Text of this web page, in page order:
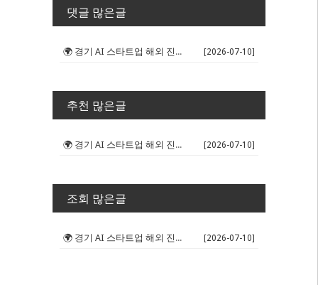
댓글 많은글
🌍 경기 AI 스타트업 해외 진출 판... [2026-07-10]
추천 많은글
🌍 경기 AI 스타트업 해외 진출 판... [2026-07-10]
조회 많은글
🌍 경기 AI 스타트업 해외 진출 판... [2026-07-10]